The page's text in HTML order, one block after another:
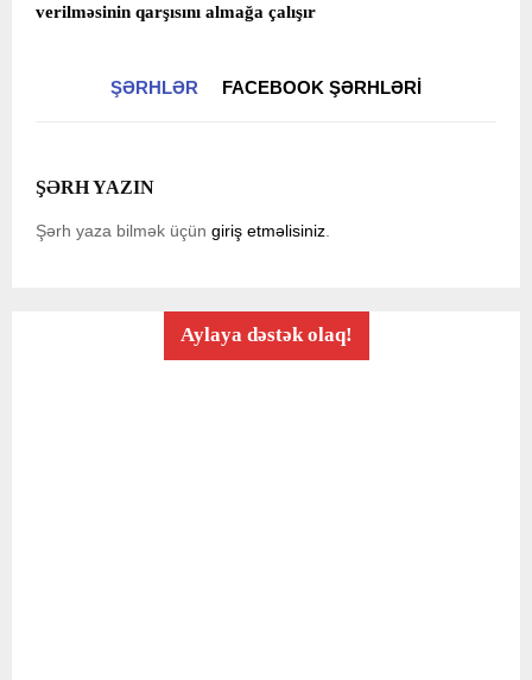
verilməsinin qarşısını almağa çalışır
ŞƏRHLƏR FACEBOOK ŞƏRHLƏRI
ŞƏRH YAZIN
Şərh yaza bilmək üçün giriş etməlisiniz
Aylaya dəstək olaq!